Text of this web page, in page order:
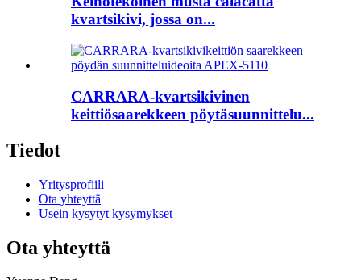
kvartsikivi, jossa on...
CARRARA-kvartsikivinen
keittiösaarekkeen pöytäsuunnittelu...
Tiedot
Yritysprofiili
Ota yhteyttä
Usein kysytyt kysymykset
Ota yhteyttä